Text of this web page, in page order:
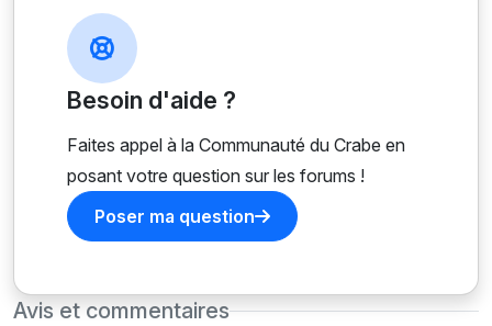
Besoin d'aide ?
Faites appel à la Communauté du Crabe en
posant votre question sur les forums !
Poser ma question
Avis et commentaires